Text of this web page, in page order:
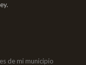
de mi municipio